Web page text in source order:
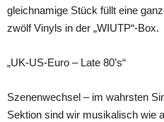
gleichnamige Stück füllt eine
zwölf Vinyls in der „WIUTP“-Box.
„UK-US-Euro – Late 80’s“
Szenenwechsel – im wahrsten
Sektion sind wir musikalisch wie